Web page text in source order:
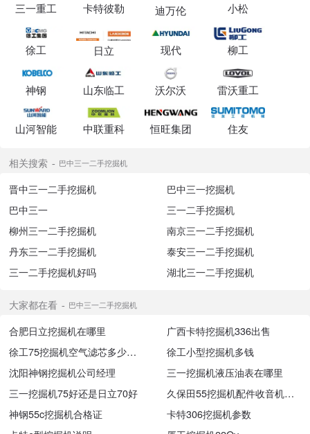
三一重工 卡特彼勒 迪万伦 小松
徐工 日立 现代 柳工
神钢 山东临工 沃尔沃 雷沃重工
山河智能 中联重科 恒旺集团 住友
相关搜索 巴中三一二手挖掘机
晋中三一二手挖掘机
巴中三一挖掘机
巴中三一
三一二手挖掘机
柳州三一二手挖掘机
南京三一二手挖掘机
丹东三一二手挖掘机
泰安三一二手挖掘机
三一二手挖掘机好吗
湖北三一二手挖掘机
大家都在看 巴中三一二手挖掘机
合肥日立挖掘机在哪里
广西卡特挖掘机336出售
徐工75挖掘机空气滤芯多少钱一个
徐工小型挖掘机多钱
沈阳神钢挖掘机公司经理
三一挖掘机液压油表在哪里
三一挖掘机75好还是日立70好
久保田55挖掘机配件收音机淘宝网
神钢55c挖掘机合格证
卡特306挖掘机参数